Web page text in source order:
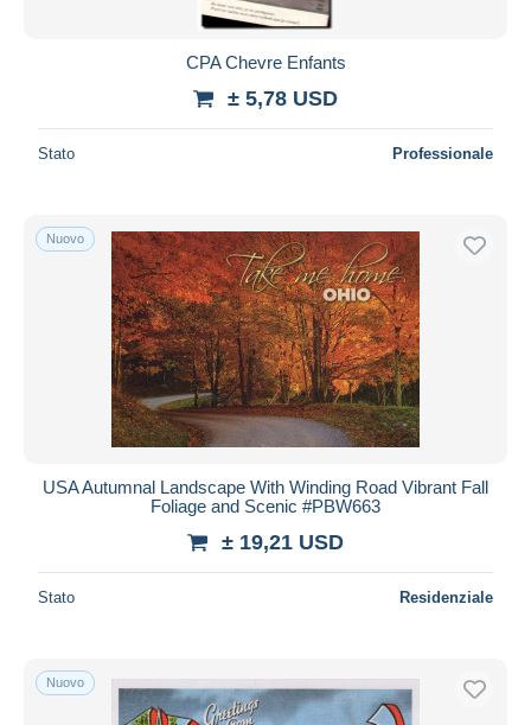
CPA Chevre Enfants
± 5,78 USD
Stato Professionale
Nuovo
USA Autumnal Landscape With Winding Road Vibrant Fall
Foliage and Scenic #PBW663
± 19,21 USD
Stato Residenziale
Nuovo